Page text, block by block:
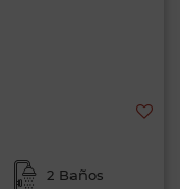
2 Baños